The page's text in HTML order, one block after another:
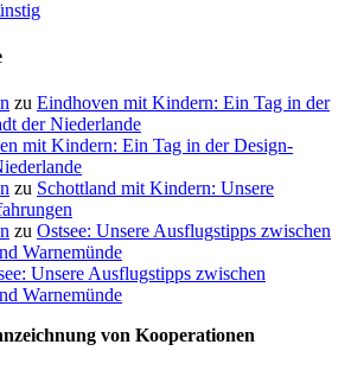
zu Eindhoven mit Kindern: Ein Tag in der
der Niederlande
mit Kindern: Ein Tag in der Design-
zu Schottland mit Kindern: Unsere
zu Ostsee: Unsere Ausflugstipps zwischen
Warnemünde
Unsere Ausflugstipps zwischen
Warnemünde
von Kooperationen